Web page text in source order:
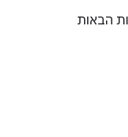
הבאות